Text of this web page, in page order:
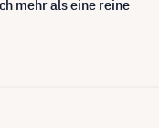
mehr als eine reine